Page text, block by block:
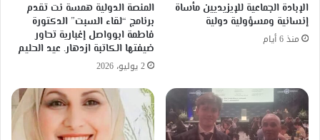
الإبادة الجماعية للإيزيديين مأساة
إنسانية ومسؤولية دولية
منذ 6 أيام
المنصة الدولية همسة نت تقدم
برنامج “لقاء السبت” الدكتورة
فاطمة ابوواصل إغبارية تحاور
ضيفتها الكاتبة ازدهار. عيد الحليم
2 يوليو، 2026